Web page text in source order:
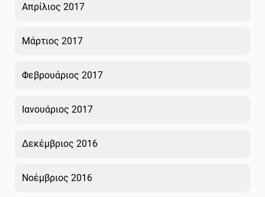
Απρίλιος 2017
Μάρτιος 2017
Φεβρουάριος 2017
Ιανουάριος 2017
Δεκέμβριος 2016
Νοέμβριος 2016